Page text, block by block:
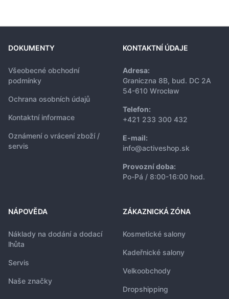
DOKUMENTY
Všeobecné obchodní
podmínky
Ochrana osobních údajů
Kontaktní informace
Oznámení o vrácení zboží /
servis
KONTAKTNÍ ÚDAJE
Adresa:
Graniczna 8B, bud. DC 2A
54-610 Wrocław
Telefon:
+421 233 300 432
E-mail:
info@activeshop.sk
Provozní doba:
Po-Pá / 8:00-16:00 hod.
NÁPOVĚDA
Náklady na dodání a dodací
lhůta
Servis
Naše značky
ZÁKAZNICKÁ ZÓNA
Kosmetické salony
Kadeřnické salony
Velkoobchody
Dropshipping